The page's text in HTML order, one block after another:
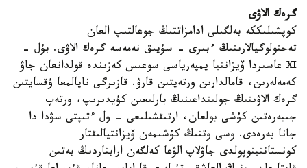
گرەك الاۋى
كوپشىلىككە بەلگىلى ادامزاتتىڭ جوعالتىپ العان
تەحنولوگيالارىنىڭ ءبىرى - سۇيىق نەمەسە گرەك الاۋى. بۇل -
Ⅺ عاسىردا ۆيزانتيا يمپەرياسى سوعىس كەزىندە قولدانعان جاۋ
كەمەلەرىن، قامالدارىن ورتەيتىن قارۋ. قازىرگى ناپالمعا ۇقسايتىن
گرەك الاۋىنىڭ جولىنداعىنىڭ بارلىعىن كۇيدىرىپ، ورتەپ
جىبەرەتىن كۇشى بولعان، ارتىقشىلىعى - ول ءتىپتى سۋدا دا
جانا بەرەدى. وسى وتتىڭ كۇشىمەن ۆيزانتيالىقتار
كونستانتينوپولدى جاۋلاپ الۋعا كەلگەن ارابتاردىڭ بەتىن